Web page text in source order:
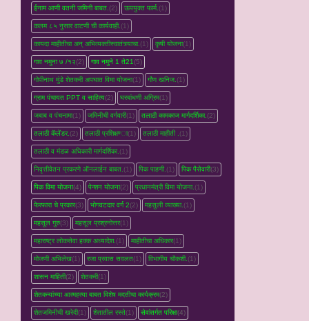
ईनाम आणी वतनी जमिनी बाबत. (2) ऊपयुक्त फार्म. (1)
कलम ८५ नुसार वाटणी ची कार्यवाही. (1)
कायदा माहीतीचा अन् अभिव्यक्तीस्वातंत्र्याचा. (1) कृषी योजना(1)
गाव नमुना ७ /१२(2) गाव नमुने 1 ते21(5)
गोपीनाथ मुंडे शेतकरी अपघात विमा योजना(1) गौण खनिज. (1)
ग्राम पंचायत PPT व साहित्य(2) घरबांधणी अग्रिम(1)
जबाब व पंचनामा(1) जमिनीची वर्गवारी(1) तलाठी कामकाज मार्गदर्शिका.(2)
तलाठी कॅलेंडर.(2) तलाठी प्रशिक्षण्‍ा(1) तलाठी माहीती . (1)
तलाठी व मंडळ अधिकारी मार्गदर्शिका. (1)
निवृत्तीवेतन प्रकरणे ऑनलाईन बाबत. (1) पिक पाहणी. (1) पिक पैसेवारी(3)
पिक विमा योजना(4) पेन्शन योजना(2) प्रधानमंत्री विमा योजना. (1)
फेरफारा चे प्रकार(3) भोगवटदार वर्ग 2(2) महसुली व्‍याख्‍या. (1)
महसूल गुरु(3) महसूल प्रश्रनोत्तर(1)
महाराष्ट्र लोकसेवा हक्क अध्यादेश. (1) माहीतीचा अधिकार(1)
मोजणी अभिलेख(1) रजा प्रवास सवलत(1) विभागीय चौकशी. (1)
शासन माहिती(2) शेतकरी(1)
शेतकऱ्यांच्‍या आत्महत्‍या बाबत विशेष मदतीचा कार्यक्रम(2)
शेतजमिनीची खरेदी(1) शेतातील रस्‍ते(1) सेवांतर्गत परिक्षा(4)